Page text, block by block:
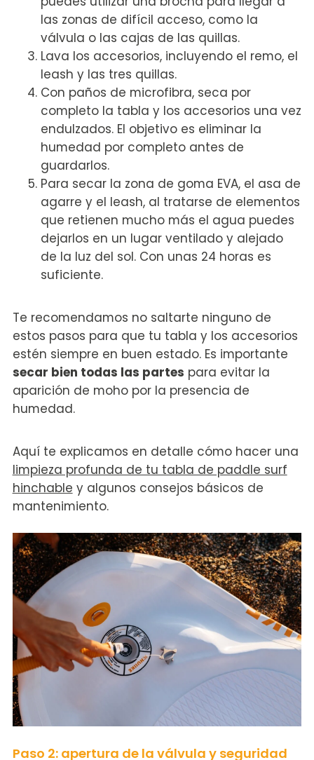
las zonas de difícil acceso, como la
válvula o las cajas de las quillas.
Lava los accesorios, incluyendo el remo, el
leash y las tres quillas.
Con paños de microfibra, seca por
completo la tabla y los accesorios una vez
endulzados. El objetivo es eliminar la
humedad por completo antes de
guardarlos.
Para secar la zona de goma EVA, el asa de
agarre y el leash, al tratarse de elementos
que retienen mucho más el agua puedes
dejarlos en un lugar ventilado y alejado
de la luz del sol. Con unas 24 horas es
suficiente.
Te recomendamos no saltarte ninguno de
estos pasos para que tu tabla y los accesorios
estén siempre en buen estado. Es importante
secar bien todas las partes para evitar la
aparición de moho por la presencia de
humedad.
Aquí te explicamos en detalle cómo hacer una
limpieza profunda de tu tabla de paddle surf
hinchable y algunos consejos básicos de
mantenimiento.
Paso 2: apertura de la válvula y seguridad